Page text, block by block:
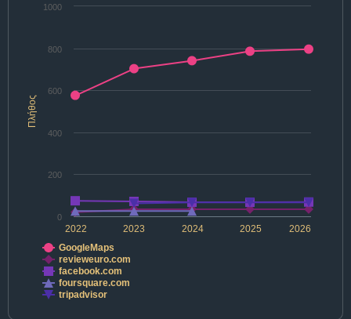
Πλήθος
2022 2024 2026
2023 2025
0
200
400
600
800
1000
GoogleMaps
revieweuro.com
facebook.com
foursquare.com
tripadvisor